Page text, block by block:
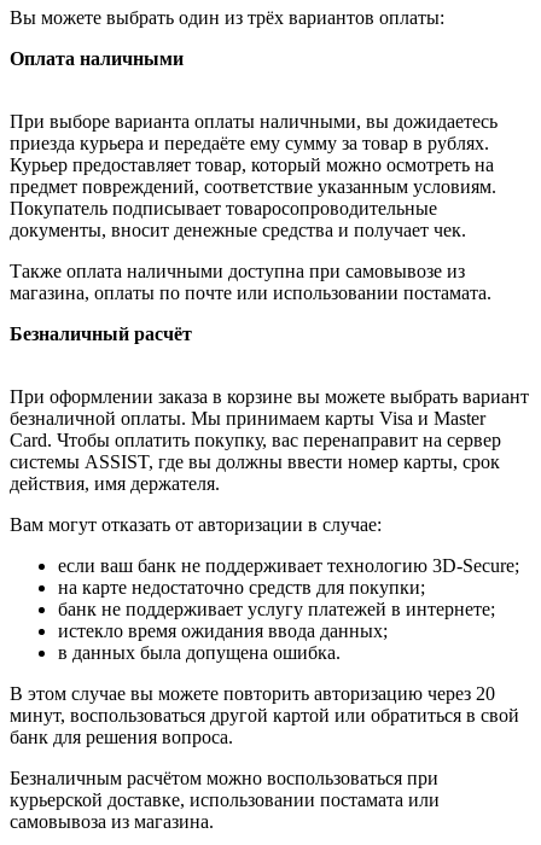
Вы можете выбрать один из трёх вариантов оплаты:
Оплата наличными
При выборе варианта оплаты наличными, вы дожидаетесь
приезда курьера и передаёте ему сумму за товар в рублях.
Курьер предоставляет товар, который можно осмотреть на
предмет повреждений, соответствие указанным условиям.
Покупатель подписывает товаросопроводительные
документы, вносит денежные средства и получает чек.
Также оплата наличными доступна при самовывозе из
магазина, оплаты по почте или использовании постамата.
Безналичный расчёт
При оформлении заказа в корзине вы можете выбрать вариант
безналичной оплаты. Мы принимаем карты Visa и Master
Card. Чтобы оплатить покупку, вас перенаправит на сервер
системы ASSIST, где вы должны ввести номер карты, срок
действия, имя держателя.
Вам могут отказать от авторизации в случае:
если ваш банк не поддерживает технологию 3D-Secure;
на карте недостаточно средств для покупки;
банк не поддерживает услугу платежей в интернете;
истекло время ожидания ввода данных;
в данных была допущена ошибка.
В этом случае вы можете повторить авторизацию через 20
минут, воспользоваться другой картой или обратиться в свой
банк для решения вопроса.
Безналичным расчётом можно воспользоваться при
курьерской доставке, использовании постамата или
самовывоза из магазина.